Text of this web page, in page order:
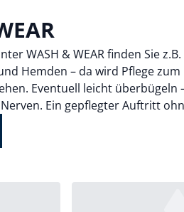
WASH & WEAR finden Sie
Hemden – da wird Pflege
Eventuell leicht überbügeln
Ein gepflegter Auftritt